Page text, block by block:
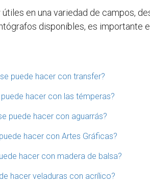
en una variedad de campos,
disponibles, es importante
puede hacer con transfer?
puede hacer con las témperas?
puede hacer con aguarrás?
hacer con Artes Gráficas?
hacer con madera de balsa?
hacer veladuras con acrílico?